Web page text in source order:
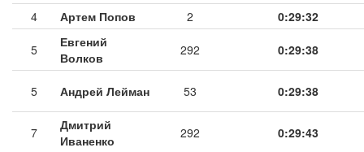
4 Артем Попов 2 0:29:32
5
Евгений
Волков
292 0:29:38
5 Андрей Лейман 53 0:29:38
7
Дмитрий
Иваненко
292 0:29:43